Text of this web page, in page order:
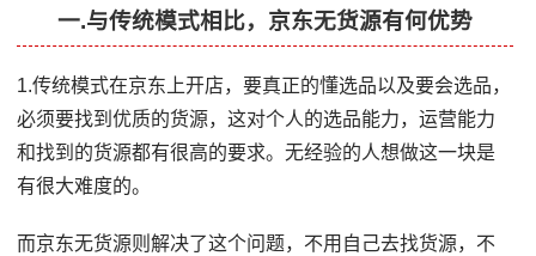
一.与传统模式相比，京东无货源有何优势
1.传统模式在京东上开店，要真正的懂选品以及要会选品，
必须要找到优质的货源，这对个人的选品能力，运营能力
和找到的货源都有很高的要求。无经验的人想做这一块是
有很大难度的。
而京东无货源则解决了这个问题，不用自己去找货源，不